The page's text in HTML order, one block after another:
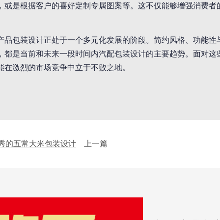
或是根据客户的喜好定制专属图案等。这不仅能够增强消费
品包装设计正处于一个多元化发展的阶段。简约风格、功能
都是当前和未来一段时间内汽配包装设计的主要趋势。面对
在激烈的市场竞争中立于不败之地。
的五常大米包装设计 上一篇